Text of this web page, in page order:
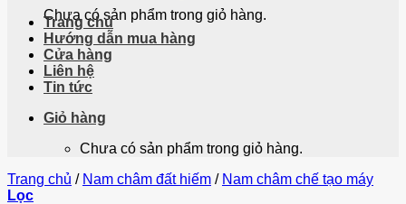
Chưa có sản phẩm trong giỏ hàng.
Trang chủ
Hướng dẫn mua hàng
Cửa hàng
Liên hệ
Tin tức
Giỏ hàng
Chưa có sản phẩm trong giỏ hàng.
Trang chủ / Nam châm đất hiếm / Nam châm chế tạo máy
Lọc